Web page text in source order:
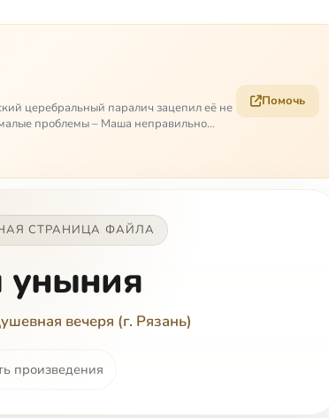
церебральный паралич зацепил её не
проблемы – Маша неправильно
Помочь
СТРАНИЦА ФАЙЛА
вечеря (г. Рязань)
произведения